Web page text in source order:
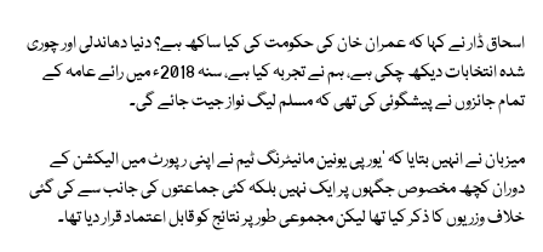
اسحاق ڈار نے کہا کہ عمران خان کی حکومت کی کیا ساکھ ہے؟ دنیا دھاندلی اور چوری
شدہ انتخابات دیکھ چکی ہے، ہم نے تجربہ کیا ہے، سنہ 2018ء میں رائے عامہ کے
تمام جائزوں نے پیشگوئی کی تھی کہ مسلم لیگ نواز جیت جائے گی۔
میزبان نے انہیں بتایا کہ 'یورپی یونین مانیٹرنگ ٹیم نے اپنی رپورٹ میں الیکشن کے
دوران کچھ مخصوص جگہوں پر ایک نہیں بلکہ کئی جماعتوں کی جانب سے کی گئی
خلاف وزریوں کا ذکر کیا تھا لیکن مجموعی طور پر نتائج کو قابل اعتماد قرار دیا تھا۔